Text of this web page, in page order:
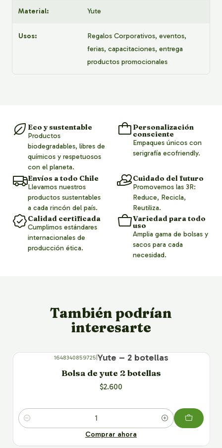
Material: Yute
Usos:
Regalos Corporativos, eventos,
ferias, capacitaciones, entrega
productos promocionales
Eco y sustentable
Productos
biodegradables, libres de
químicos y respetuosos
con el planeta.
Personalización
consciente
Empaques únicos con
serigrafía ecofriendly.
Envíos a todo Chile
Llevamos nuestros
productos sustentables
a cada rincón del país.
Cuidado del futuro
Promovemos las 3R:
Reduce, Recicla,
Reutiliza.
Calidad certificada
Cumplimos estándares
internacionales de
producción ética.
Variedad para todo
uso
Amplia gama de bolsas y
sacos para cada
necesidad.
También podrían
interesarte
1648340859725 Yute – 2 botellas
Bolsa de yute 2 botellas
$2.600
Cantidad
Comprar ahora